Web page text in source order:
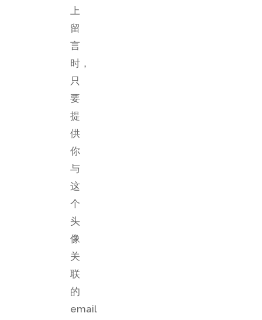
上
留
言
时，
只
要
提
供
你
与
这
个
头
像
关
联
的
email